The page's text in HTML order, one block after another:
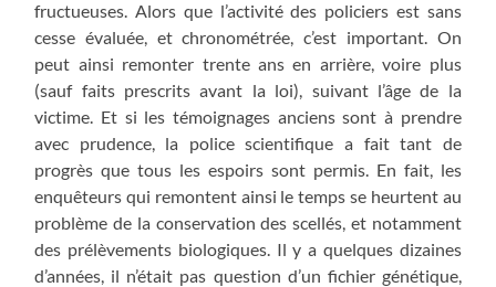
fructueuses. Alors que l’activité des policiers est sans
cesse évaluée, et chronométrée, c’est important. On
peut ainsi remonter trente ans en arrière, voire plus
(sauf faits prescrits avant la loi), suivant l’âge de la
victime. Et si les témoignages anciens sont à prendre
avec prudence, la police scientifique a fait tant de
progrès que tous les espoirs sont permis. En fait, les
enquêteurs qui remontent ainsi le temps se heurtent au
problème de la conservation des scellés, et notamment
des prélèvements biologiques. Il y a quelques dizaines
d’années, il n’était pas question d’un fichier génétique,